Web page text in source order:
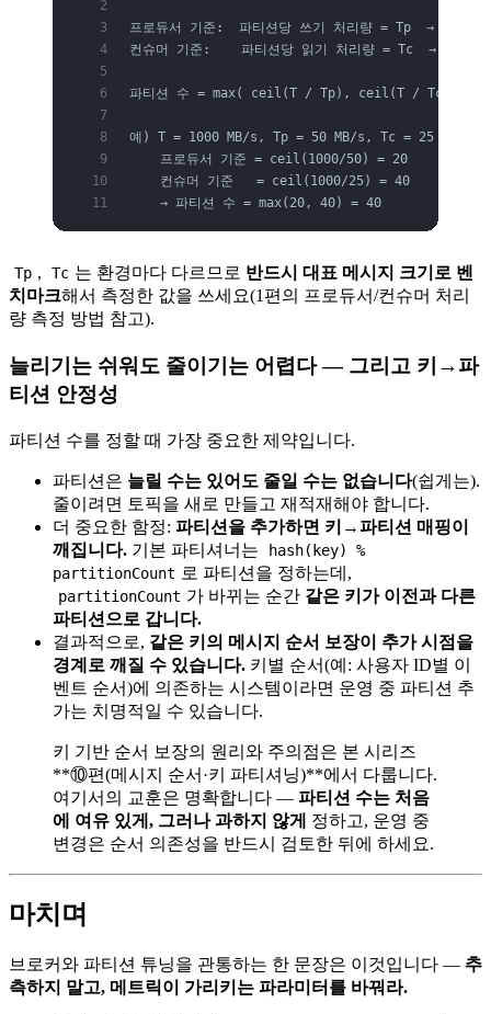
프로듀서 기준:  파티션당 쓰기 처리량 = Tp  →  필
컨슈머 기준:    파티션당 읽기 처리량 = Tc  →  필
파티션 수 = max( ceil(T / Tp), ceil(T / Tc) )
예) T = 1000 MB/s, Tp = 50 MB/s, Tc = 25 MB/s
    프로듀서 기준 = ceil(1000/50) = 20
    컨슈머 기준   = ceil(1000/25) = 40
    → 파티션 수 = max(20, 40) = 40
Tp , Tc 는 환경마다 다르므로 반드시 대표 메시지 크기로 벤
치마크해서 측정한 값을 쓰세요(1편의 프로듀서/컨슈머 처리
량 측정 방법 참고).
늘리기는 쉬워도 줄이기는 어렵다 — 그리고 키→파
티션 안정성
파티션 수를 정할 때 가장 중요한 제약입니다.
파티션은 늘릴 수는 있어도 줄일 수는 없습니다(쉽게는).
줄이려면 토픽을 새로 만들고 재적재해야 합니다.
더 중요한 함정: 파티션을 추가하면 키→파티션 매핑이
깨집니다. 기본 파티셔너는
hash(key) %
partitionCount 로 파티션을 정하는데,
partitionCount 가 바뀌는 순간 같은 키가 이전과 다른
파티션으로 갑니다.
결과적으로, 같은 키의 메시지 순서 보장이 추가 시점을
경계로 깨질 수 있습니다. 키별 순서(예: 사용자 ID별 이
벤트 순서)에 의존하는 시스템이라면 운영 중 파티션 추
가는 치명적일 수 있습니다.
키 기반 순서 보장의 원리와 주의점은 본 시리즈
**⑩편(메시지 순서·키 파티셔닝)**에서 다룹니다.
여기서의 교훈은 명확합니다 — 파티션 수는 처음
에 여유 있게, 그러나 과하지 않게
정하고, 운영 중
변경은 순서 의존성을 반드시 검토한 뒤에 하세요.
마치며
브로커와 파티션 튜닝을 관통하는 한 문장은 이것입니다 — 추
측하지 말고, 메트릭이 가리키는 파라미터를 바꿔라.